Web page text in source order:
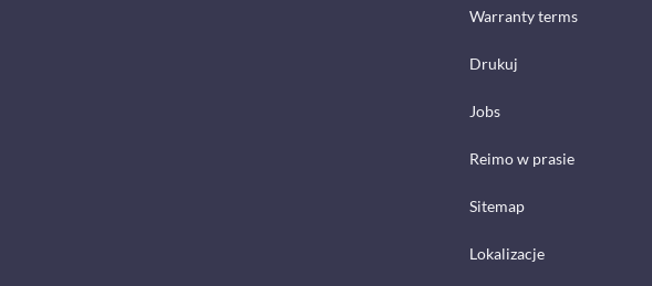
Warranty terms
Drukuj
Jobs
Reimo w prasie
Sitemap
Lokalizacje